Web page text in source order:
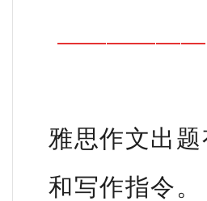
——————
雅思作文出
和写作指令